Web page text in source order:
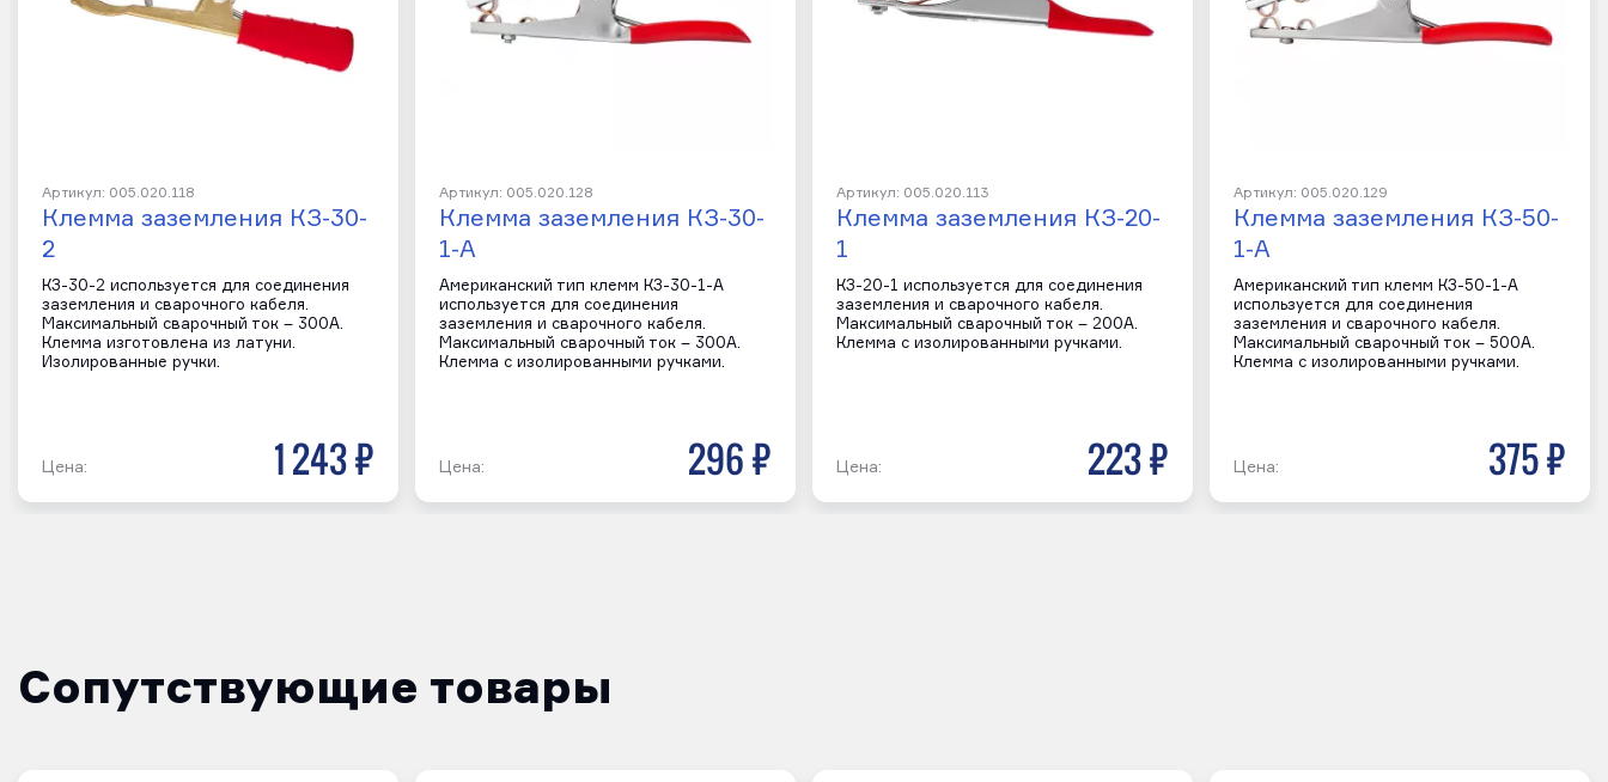
Артикул: 005.020.118
Клемма заземления КЗ-30-
2
КЗ-30-2 используется для соединения
заземления и сварочного кабеля.
Максимальный сварочный ток – 300А.
Клемма изготовлена из латуни.
Изолированные ручки.
Цена: 1 243 р
Артикул: 005.020.128
Клемма заземления КЗ-30-
1-А
Американский тип клемм КЗ-30-1-А
используется для соединения
заземления и сварочного кабеля.
Максимальный сварочный ток – 300А.
Клемма с изолированными ручками.
Цена: 296 р
Артикул: 005.020.113
Клемма заземления КЗ-20-
1
КЗ-20-1 используется для соединения
заземления и сварочного кабеля.
Максимальный сварочный ток – 200А.
Клемма с изолированными ручками.
Цена: 223 р
Артикул: 005.020.129
Клемма заземления КЗ-50-
1-А
Американский тип клемм КЗ-50-1-А
используется для соединения
заземления и сварочного кабеля.
Максимальный сварочный ток – 500А.
Клемма с изолированными ручками.
Цена: 375 р
Сопутствующие товары